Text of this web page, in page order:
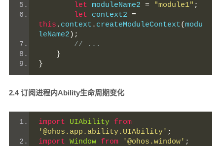
let moduleName2 = "module1" ;
let context2 =
this . context . createModuleContext(modu
leName2 );
// ...
}
}
2.4 订阅进程内Ability生命周期变化
import UIAbility from
'@ohos.app.ability.UIAbility' ;
import Window from '@ohos.window' ;